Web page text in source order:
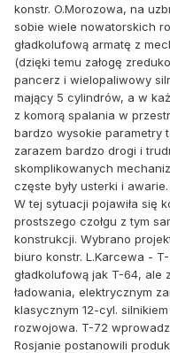
konstr. O.Morozowa, na
sobie wiele nowatorskich
gładkolufową armatę z
(dzięki temu załogę
pancerz i wielopaliwowy
mający 5 cylindrów, a w
z komorą spalania w
bardzo wysokie parametry
zarazem bardzo drogi i
skomplikowanych
częste były usterki i awarie.
W tej sytuacji pojawiła się
prostszego czołgu z tym
konstrukcji. Wybrano
biuro konstr. L.Karcewa -
gładkolufową jak T-64, ale
ładowania, elektrycznym
klasycznym 12-cyl.
rozwojowa. T-72
Rosjanie postanowili